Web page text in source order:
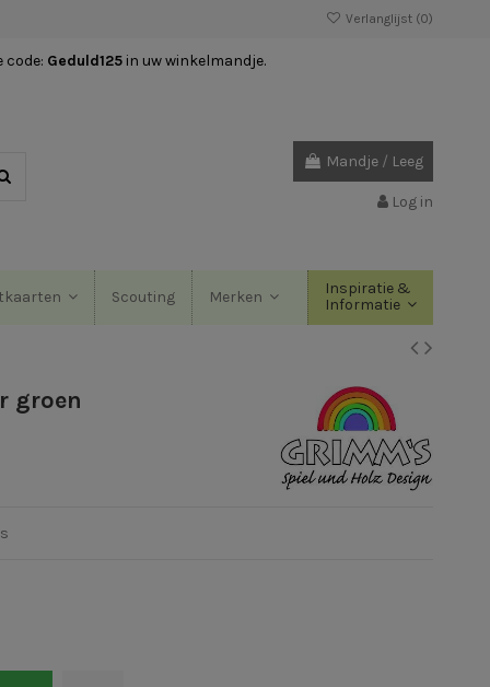
Verlanglijst (0)
code: Geduld125 in uw winkelmandje.
Mandje / Leeg
Log in
Scouting Merken
Inspiratie &
Informatie
groen